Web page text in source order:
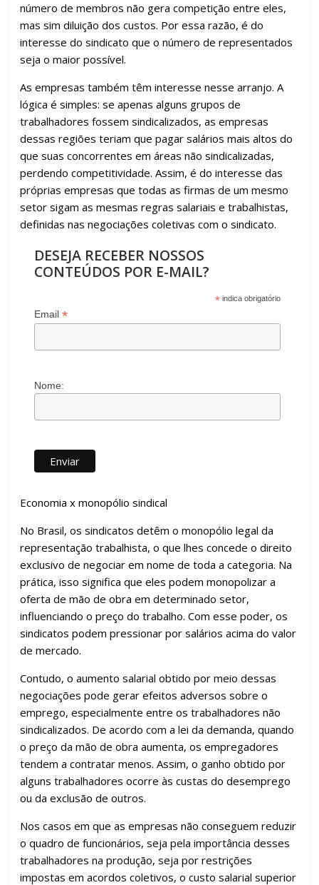
número de membros não gera competição entre eles,
mas sim diluição dos custos. Por essa razão, é do
interesse do sindicato que o número de representados
seja o maior possível.
As empresas também têm interesse nesse arranjo. A
lógica é simples: se apenas alguns grupos de
trabalhadores fossem sindicalizados, as empresas
dessas regiões teriam que pagar salários mais altos do
que suas concorrentes em áreas não sindicalizadas,
perdendo competitividade. Assim, é do interesse das
próprias empresas que todas as firmas de um mesmo
setor sigam as mesmas regras salariais e trabalhistas,
definidas nas negociações coletivas com o sindicato.
DESEJA RECEBER NOSSOS
CONTEÚDOS POR E-MAIL?
* indica obrigatório
Email*
Nome:
Economia x monopólio sindical
No Brasil, os sindicatos detêm o monopólio legal da
representação trabalhista, o que lhes concede o direito
exclusivo de negociar em nome de toda a categoria. Na
prática, isso significa que eles podem monopolizar a
oferta de mão de obra em determinado setor,
influenciando o preço do trabalho. Com esse poder, os
sindicatos podem pressionar por salários acima do valor
de mercado.
Contudo, o aumento salarial obtido por meio dessas
negociações pode gerar efeitos adversos sobre o
emprego, especialmente entre os trabalhadores não
sindicalizados. De acordo com a lei da demanda, quando
o preço da mão de obra aumenta, os empregadores
tendem a contratar menos. Assim, o ganho obtido por
alguns trabalhadores ocorre às custas do desemprego
ou da exclusão de outros.
Nos casos em que as empresas não conseguem reduzir
o quadro de funcionários, seja pela importância desses
trabalhadores na produção, seja por restrições
impostas em acordos coletivos, o custo salarial superior